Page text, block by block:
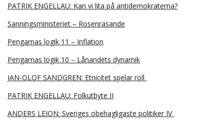
PATRIK ENGELLAU: Kan vi lita på antidemokraterna?
Sanningsministeriet – Rosenrasande
Pengarnas logik 11 – Inflation
Pengarnas logik 10 – Lånandets dynamik
JAN-OLOF SANDGREN: Etnicitet spelar roll
PATRIK ENGELLAU: Folkutbyte II
ANDERS LEION: Sveriges obehagligaste politiker IV